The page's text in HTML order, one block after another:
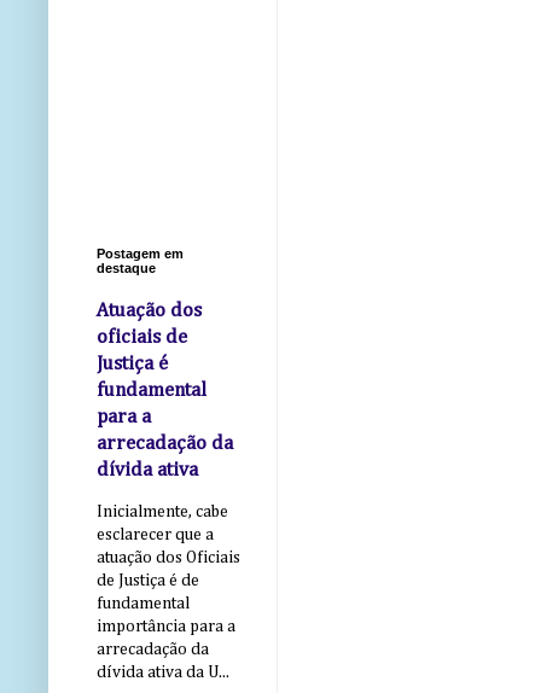
Postagem em
destaque
Atuação dos
oficiais de
Justiça é
fundamental
para a
arrecadação da
dívida ativa
Inicialmente, cabe
esclarecer que a
atuação dos Oficiais
de Justiça é de
fundamental
importância para a
arrecadação da
dívida ativa da U...